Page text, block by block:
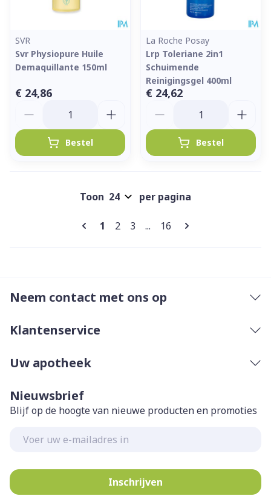
SVR
Svr Physiopure Huile
Demaquillante 150ml
€ 24,86
Bestel
La Roche Posay
Lrp Toleriane 2in1
Schuimende
Reinigingsgel 400ml
€ 24,62
Bestel
Pagina's
U lees momenteel pagina
1 Pagina
2 Pagina
3 ... Pagina
16
Toon per pagina
Neem contact met ons op
Klantenservice
Uw apotheek
Nieuwsbrief
Blijf op de hoogte van nieuwe producten en promoties
Inschrijven